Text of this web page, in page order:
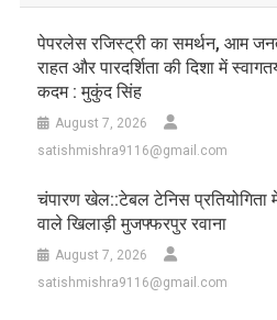
पेपरलेस रजिस्ट्री का समर्थन, आम
राहत और पारदर्शिता की दिशा में
कदम : मुकुंद सिंह
August 7, 2026
satishmishra9116@gmail.com
चंपारण खेल::टेबल टेनिस प्रतियोगिता
वाले खिलाड़ी मुजफ्फरपुर रवाना
August 7, 2026
satishmishra9116@gmail.com